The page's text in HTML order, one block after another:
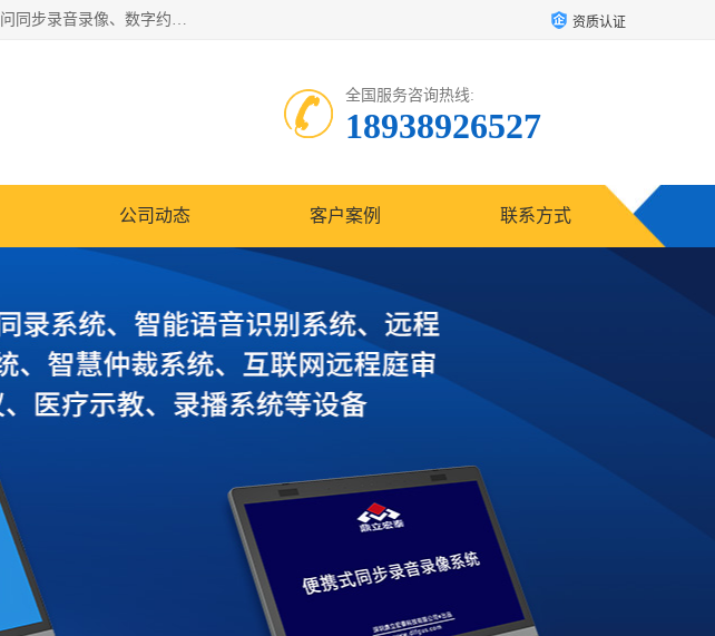
深圳鼎立宏泰科技有限公司专注做语音录像系统；主要服务有：约谈室同步录音录像系统、设计数字询问同步录音录像、数字约谈室同步录音录像、公开听证室、智慧庭审、智能语音识别转写、远程提讯（提审）、记录仪、远程指挥综合管理平台、录播系统等 资质认证
全国服务咨询热线:
18938926527
公司动态 客户案例 联系方式